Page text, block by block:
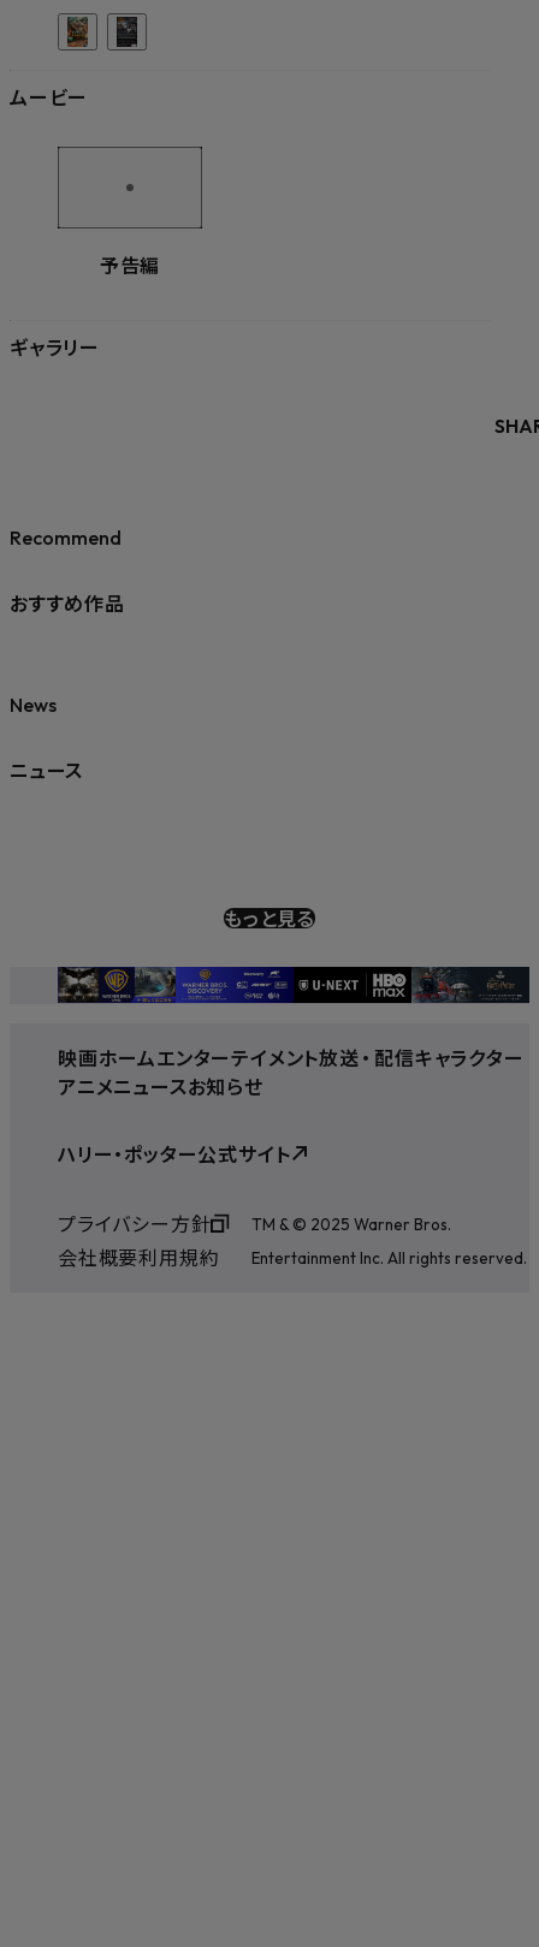
ムービー
予告編
ギャラリー
Recommend
おすすめ作品
News
ニュース
もっと見る
映画ホームエンターテイメント放送・ 配信キャラクター
アニメニュースお知らせ
ハリー・ポッター公式サイト
プライバシー方針
会社概要利用規約
TM & © 2025 Warner Bros.
Entertainment Inc. All rights reserved.